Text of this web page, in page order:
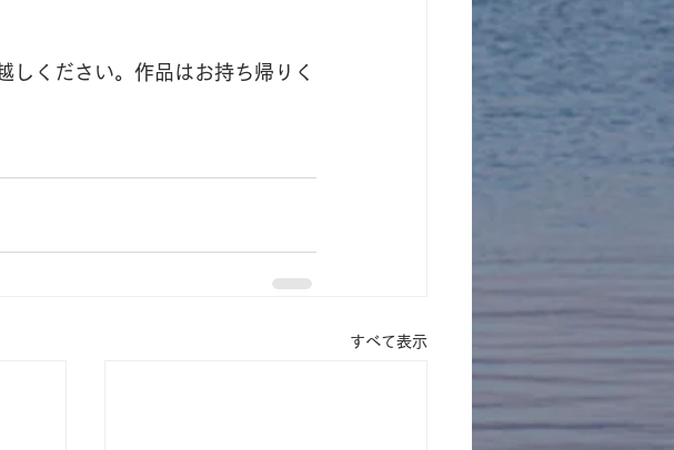
しください。作品はお持ち帰りく
すべて表示